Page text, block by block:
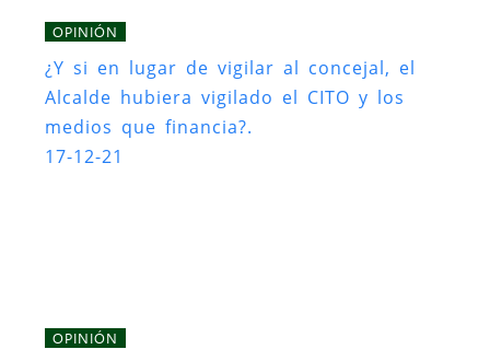
OPINIÓN
¿Y si en lugar de vigilar al concejal, el
Alcalde hubiera vigilado el CITO y los
medios que financia?.
17-12-21
OPINIÓN